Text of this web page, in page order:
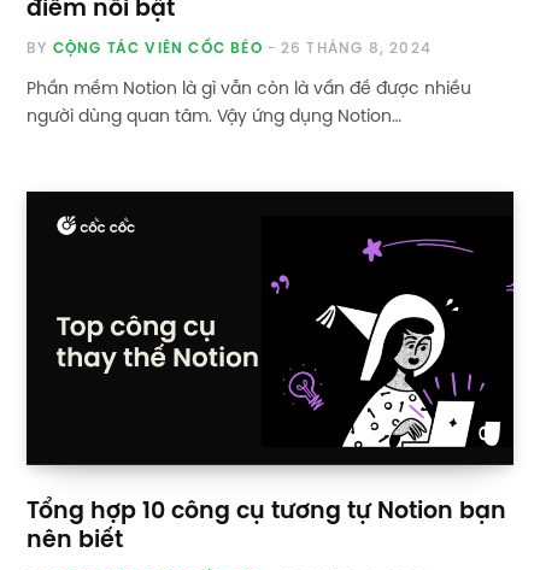
điểm nổi bật
BY CỘNG TÁC VIÊN CỐC BÉO 26 THÁNG 8, 2024
Phần mềm Notion là gì vẫn còn là vấn đề được nhiều
người dùng quan tâm. Vậy ứng dụng Notion…
Tổng hợp 10 công cụ tương tự Notion bạn
nên biết